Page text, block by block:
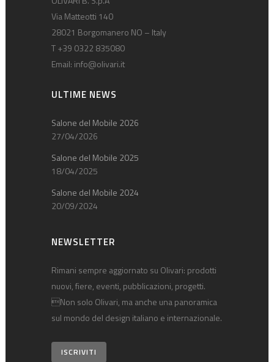
Via Matteotti 140
28021 Borgomanero NO – Italy
T +39 0322 835080
Email: info@olivari.it
ULTIME NEWS
Salone del Mobile 2026
27/04/2026
Salone del Mobile 2025
18/04/2025
Salone del Mobile 2024
20/09/2024
NEWSLETTER
Rimani sempre aggiornato su Olivari: prodotti
nuovi, fiere, eventi, pubblicazioni, progetti.
Non solo Olivari, ma anche una panoramica
sul mondo del design italiano e internazionale.
ISCRIVITI